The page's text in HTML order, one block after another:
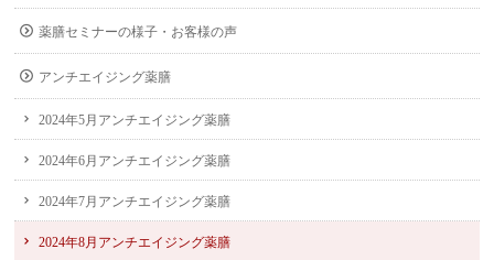
薬膳セミナーの様子・お客様の声
アンチエイジング薬膳
2024年5月アンチエイジング薬膳
2024年6月アンチエイジング薬膳
2024年7月アンチエイジング薬膳
2024年8月アンチエイジング薬膳